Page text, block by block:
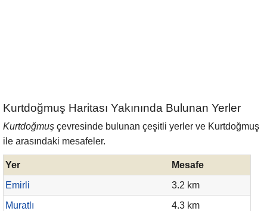
Kurtdoğmuş Haritası Yakınında Bulunan Yerler
Kurtdoğmuş çevresinde bulunan çeşitli yerler ve Kurtdoğmuş
ile arasındaki mesafeler.
Yer
Mesafe
Emirli
3.2 km
Muratlı
4.3 km